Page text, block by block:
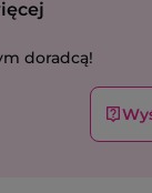
doradcą!